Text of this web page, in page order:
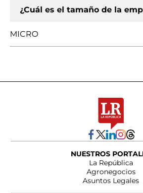
¿Cuál es el tamaño de la
MICRO
NUESTROS
La República
Agronegocios
Asuntos Legales